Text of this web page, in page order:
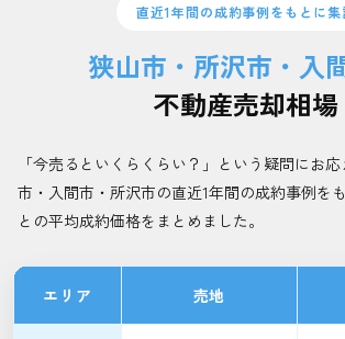
直近1年間の成約事例をもとに集
狭山市・所沢市・入
不動産売却相場
「今売るといくらくらい？」という疑問にお
市・入間市・所沢市の直近1年間の成約事例を
との平均成約価格をまとめました。
エリア 売地